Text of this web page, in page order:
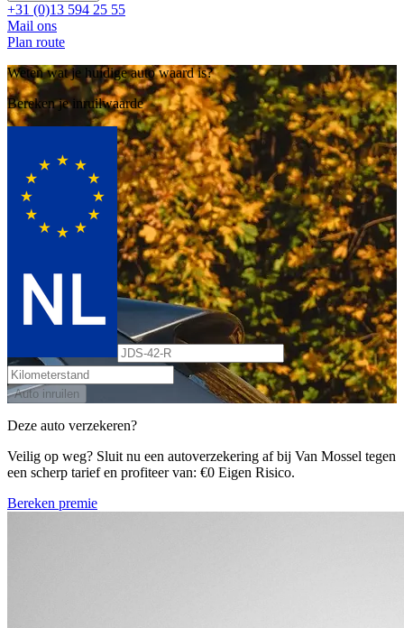
+31 (0)13 594 25 55
Mail ons
Plan route
Weten wat je huidige auto waard is?
Bereken je inruilwaarde
Auto inruilen
Deze auto verzekeren?
Veilig op weg? Sluit nu een autoverzekering af bij Van Mossel tegen
een scherp tarief en profiteer van: €0 Eigen Risico.
Bereken premie